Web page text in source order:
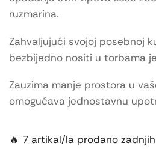
ruzmarina.
Zahvaljujući svojoj posebnoj
bezbijedno nositi u torbama
Zauzima manje prostora u
omogućava jednostavnu
🔥 7 artikal/la prodano